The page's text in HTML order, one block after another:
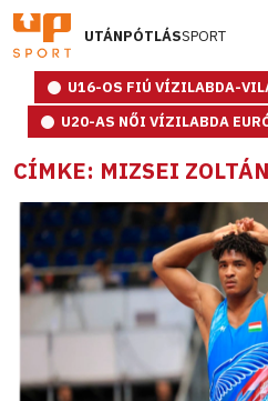
UTÁNPÓTLÁSSPORT
U16-OS FIÚ VÍZILABDA-
U20-AS NŐI VÍZILABDA
CÍMKE: MIZSEI ZOLTÁN